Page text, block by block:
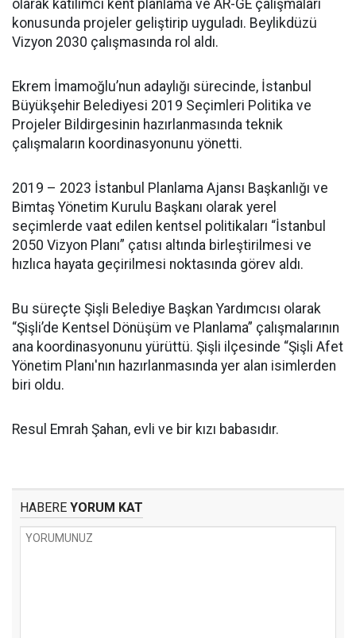
olarak katılımcı kent planlama ve AR-GE çalışmaları
konusunda projeler geliştirip uyguladı. Beylikdüzü
Vizyon 2030 çalışmasında rol aldı.
Ekrem İmamoğlu’nun adaylığı sürecinde, İstanbul
Büyükşehir Belediyesi 2019 Seçimleri Politika ve
Projeler Bildirgesinin hazırlanmasında teknik
çalışmaların koordinasyonunu yönetti.
2019 – 2023 İstanbul Planlama Ajansı Başkanlığı ve
Bimtaş Yönetim Kurulu Başkanı olarak yerel
seçimlerde vaat edilen kentsel politikaları “İstanbul
2050 Vizyon Planı” çatısı altında birleştirilmesi ve
hızlıca hayata geçirilmesi noktasında görev aldı.
Bu süreçte Şişli Belediye Başkan Yardımcısı olarak
“Şişli’de Kentsel Dönüşüm ve Planlama” çalışmalarının
ana koordinasyonunu yürüttü. Şişli ilçesinde “Şişli Afet
Yönetim Planı'nın hazırlanmasında yer alan isimlerden
biri oldu.
Resul Emrah Şahan, evli ve bir kızı babasıdır.
HABERE YORUM KAT